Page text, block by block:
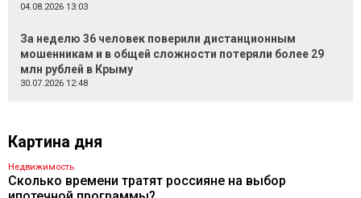
04.08.2026 13:03
За неделю 36 человек поверили дистанционным
мошенникам и в общей сложности потеряли более 29
млн рублей в Крыму
30.07.2026 12:48
Картина дня
Недвижимость
Сколько времени тратят россияне на выбор